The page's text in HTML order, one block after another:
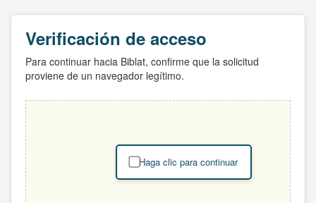
Verificación de acceso
Para continuar hacia Biblat, confirme que la solicitud
proviene de un navegador legítimo.
Haga clic para continuar